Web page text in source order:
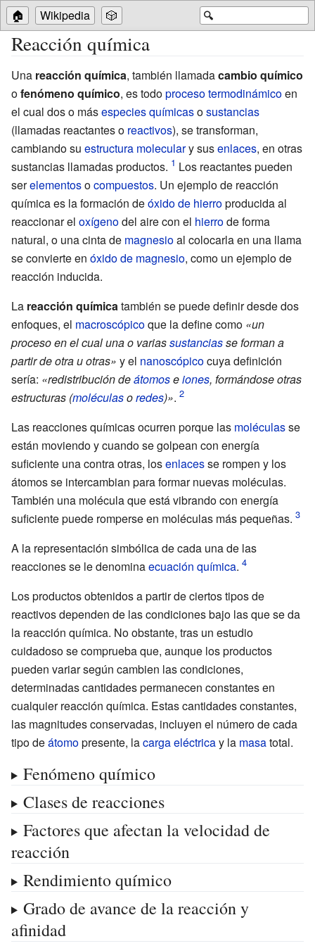
🔍
🏠 Wikipedia 🎲
Reacción química
Una reacción química, también llamadacambio químico
ofenómeno químico, es todoproceso termodinámicoen
el cual dos o másespecies químicasosustancias
(llamadas reactantes o reactivos), se transforman,
cambiando su estructura moleculary susenlaces, en otras
sustancias llamadas productos.
Los reactantes pueden
serelementosocompuestos. Un ejemplo de reacción
química es la formación deóxido de hierroproducida al
reaccionar el oxígenodel aire con el hierrode forma
natural, o una cinta de magnesioal colocarla en una llama
se convierte en óxido de magnesio, como un ejemplo de
reacción inducida.
La reacción química también se puede definir desde dos
enfoques, el macroscópicoque la define como «un
proceso en el cual una o variassustanciasse forman a
partir de otra u otras» y el nanoscópicocuya definición
sería: «redistribución deátomoseiones, formándose otras
estructuras (moléculasoredes)».
Las reacciones químicas ocurren porque las moléculasse
están moviendo y cuando se golpean con energía
suficiente una contra otras, losenlacesse rompen y los
átomos se intercambian para formar nuevas moléculas.
También una molécula que está vibrando con energía
suficiente puede romperse en moléculas más pequeñas.
A la representación simbólica de cada una de las
reacciones se le denominaecuación química.
Los productos obtenidos a partir de ciertos tipos de
reactivos dependen de las condiciones bajo las que se da
la reacción química. No obstante, tras un estudio
cuidadoso se comprueba que, aunque los productos
pueden variar según cambien las condiciones,
determinadas cantidades permanecen constantes en
cualquier reacción química. Estas cantidades constantes,
las magnitudes conservadas, incluyen el número de cada
tipo deátomopresente, lacarga eléctricay la masatotal.
Fenómeno químico
Clases de reacciones
Factores que afectan la velocidad de
reacción
Rendimiento químico
Grado de avance de la reacción y
afinidad